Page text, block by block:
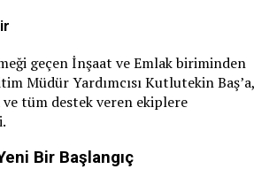
geçen İnşaat ve Emlak biriminden
Müdür Yardımcısı Kutlutekin Baş’a,
ve tüm destek veren ekiplere
Bir Başlangıç